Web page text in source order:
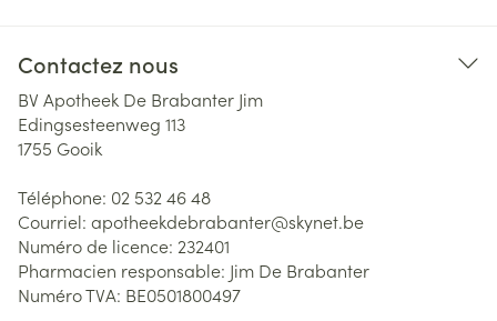
Contactez nous
BV Apotheek De Brabanter Jim
Edingsesteenweg 113
1755 Gooik
Téléphone: 02 532 46 48
Courriel: apotheekdebrabanter@skynet.be
Numéro de licence: 232401
Pharmacien responsable: Jim De Brabanter
Numéro TVA: BE0501800497